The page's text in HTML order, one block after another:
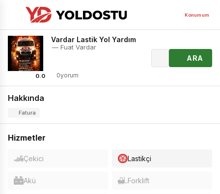
Konumum
0.0
Vardar Lastik Yol Yardım
— Fuat Vardar
0yorum
ARA
Hakkında
Fatura
Hizmetler
Çekici Lastikçi
Akü Forklift